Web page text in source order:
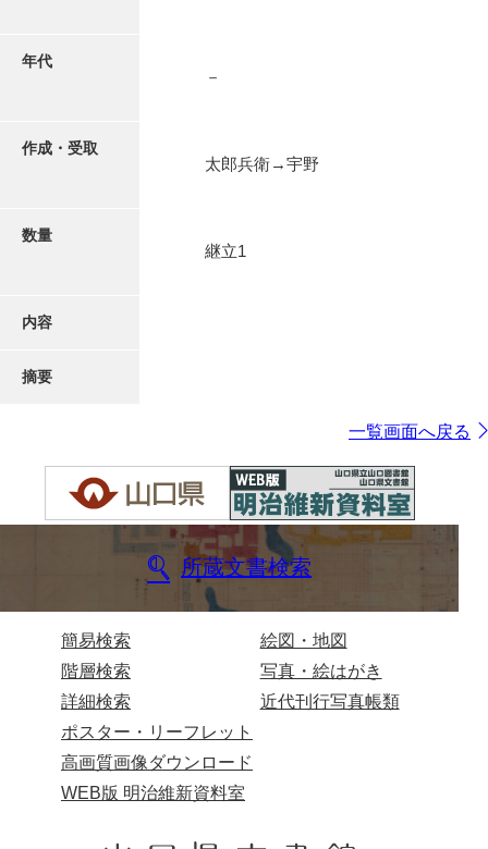
年代
－
作成・受取
太郎兵衛→宇野
数量
継立1
内容
摘要
一覧画面へ戻る
所蔵文書検索
簡易検索
階層検索
詳細検索
絵図・地図
写真・絵はがき
近代刊行写真帳類
ポスター・リーフレット
高画質画像ダウンロード
WEB版 明治維新資料室